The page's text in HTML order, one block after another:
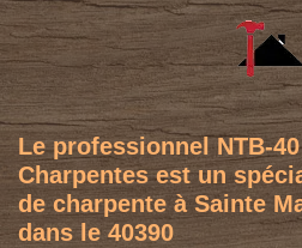
Le professionnel NTB-
Charpentes est un
de charpente à Sainte
dans le 40390